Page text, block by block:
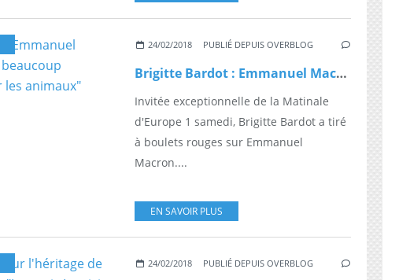
24/02/2018 PUBLIÉ DEPUIS OVERBLOG
Brigitte Bardot : Emmanuel Macron "n'a pas beaucoup d'empathie pour les animaux"
Invitée exceptionnelle de la Matinale
d'Europe 1 samedi, Brigitte Bardot a tiré
à boulets rouges sur Emmanuel
Macron....
EN SAVOIR PLUS
24/02/2018 PUBLIÉ DEPUIS OVERBLOG